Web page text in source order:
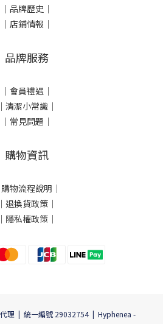
｜品牌歷史 ｜
｜店鋪情報｜
品牌服務
｜會員禮遇｜
｜清潔小常識｜
｜常見問題｜
購物資訊
購物流程說明 ｜
｜ 退換貨政策 ｜
｜ 隱私權政策 ｜
理 | 統一編號 29032754 | Hyphenea -